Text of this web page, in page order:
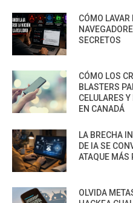
CÓMO LAVAR
SECRETOS
CÓMO LOS
BLASTERS
CELULARES
EN CANADÁ
LA BRECHA
DE IA SE
ATAQUE
OLVIDA